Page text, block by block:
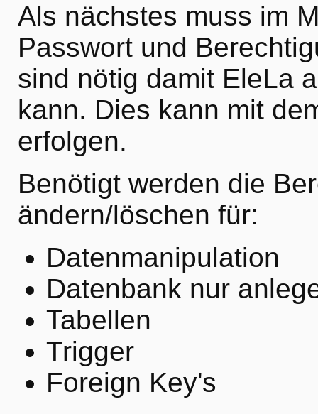
Als nächstes muss im
Passwort und
sind nötig damit EleLa
kann. Dies kann mit
erfolgen.
Benötigt werden die
ändern/löschen für:
Datenmanipulation
Datenbank nur
Tabellen
Trigger
Foreign Key's